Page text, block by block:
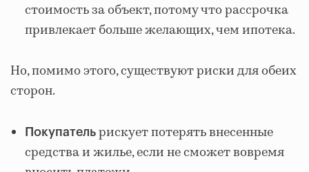
стоимость за объект, потому что рассрочка
привлекает больше желающих, чем ипотека.
Но, помимо этого, существуют риски для обеих
сторон.
Покупатель рискует потерять внесенные
средства и жилье, если не сможет вовремя